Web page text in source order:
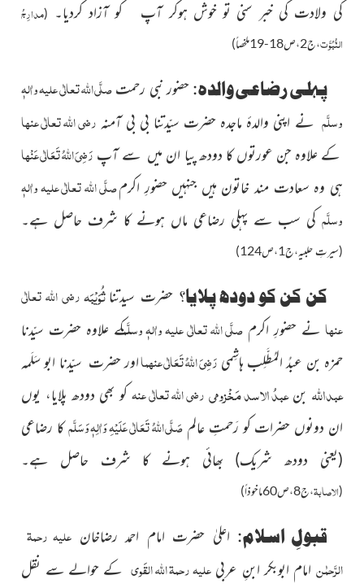
کی ولادت کی خبر سنی تو خوش ہوکر آپ کو آزاد کردیا۔ (مدارِجُ
النُّبُوَّت،ج2،ص18-19ملخصاً)
پہلی رضاعی والدہ:حضور نبی رحمتصلَّی اللہ تعالٰی علیہ واٰلہٖ
وسلَّم نے اپنی والدۂ ماجدہ حضرت سیّدتنا بی بی آمنہ رضی اللہ تعالٰی عنہا
کے علاوہ جن عورتوں کا دودھ پیا ان میں سے آپ رَضِیَ اللہُ تَعَالٰی عَنْہا
ہی وہ سعادت مند خاتون ہیں جنہیں حضورِ اکرمصلَّی اللہ تعالٰی علیہ واٰلہٖ
وسلَّم کی سب سے پہلی رضاعی ماں ہونے کا شرف حاصل ہے۔
(سیرتِ حلبیہ،ج1،ص124)
کن کن کو دودھ پلایا؟ حضرت سیدتناثُوَیْبَہرضی اللہ تعالٰی
عنہا نے حضورِ اکرمصلَّی اللہ تعالٰی علیہ واٰلہٖ وسلَّمکے علاوہ حضرت سیّدنا
حمزہ بن عبدُ المُطَّلِب ہاشِمی رَضِیَ اللہُ تَعَالٰی عنہمااور حضرت سیّدنا ابو سَلَمہ
عبداللہ بنعبدُ الاسد مَخْزومیرضی اللہ تعالٰی عنہکو بھی دودھ پلایا، یوں
ان دونوں حضرات کو رَحمتِ عالم صَلَّی اللہُ تَعَالٰی عَلَیْہِ وَاٰلِہٖ وَسَلَّمکا رضاعی
(یعنی دودھ شریک) بھائی ہونے کا شرف حاصل ہے۔
(الاصابۃ،ج8،ص60ماخوذاً)
قبولِ اسلام: اعلیٰ حضرت امام احمد رضاخان علیہ رحمۃ
الرَّحمٰن امام ابوبکر ابنِ عربیعلیہ رحمۃ اللہ القَویکے حوالے سے نقل